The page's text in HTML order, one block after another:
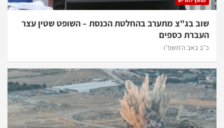
שוב בג"צ מתערב בהחלטת הכנסת – השופט שטין עצר
העברת כספים
כ״ב באב ה׳תשפ״ו